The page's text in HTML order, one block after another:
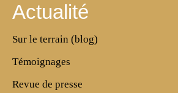
Actualité
Sur le terrain (blog)
Témoignages
Revue de presse